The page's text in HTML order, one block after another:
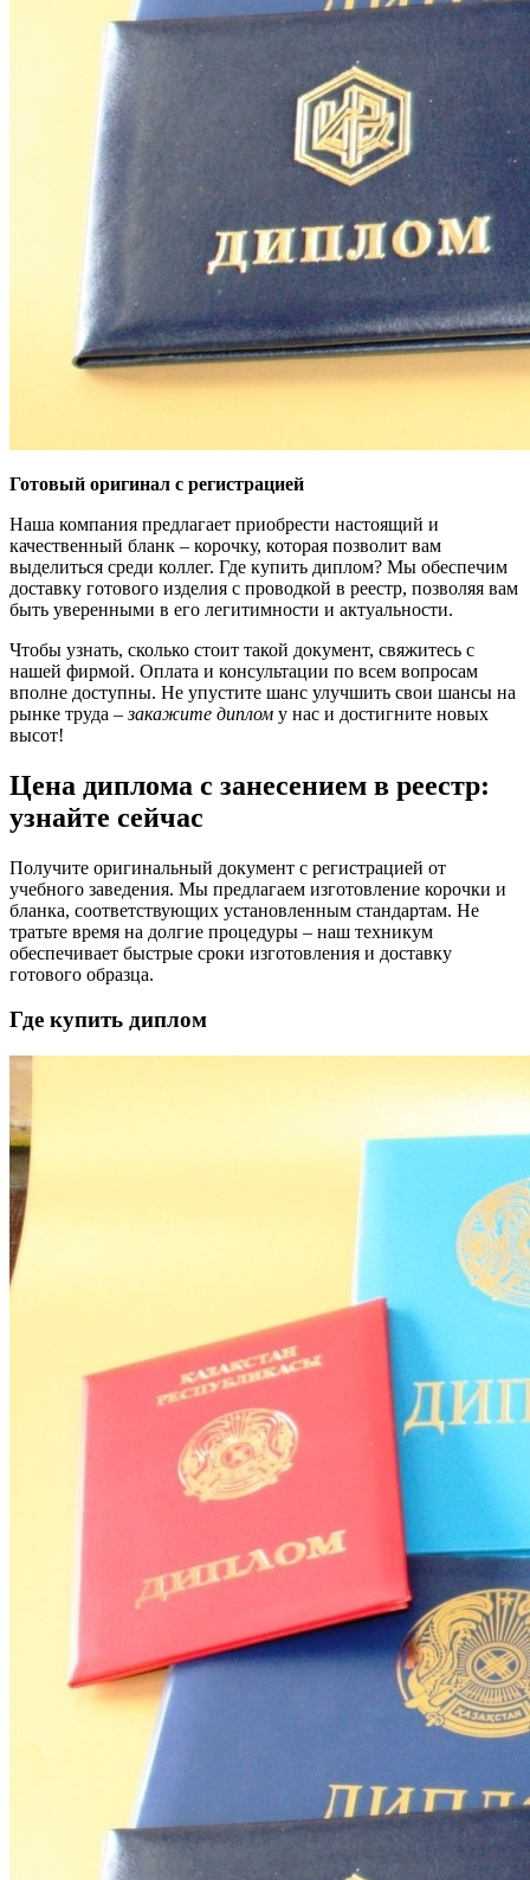
Готовый оригинал с регистрацией
Наша компания предлагает приобрести настоящий и
качественный бланк – корочку, которая позволит вам
выделиться среди коллег. Где купить диплом? Мы обеспечим
доставку готового изделия с проводкой в реестр, позволяя вам
быть уверенными в его легитимности и актуальности.
Чтобы узнать, сколько стоит такой документ, свяжитесь с
нашей фирмой. Оплата и консультации по всем вопросам
вполне доступны. Не упустите шанс улучшить свои шансы на
рынке труда –закажите диплом у нас и достигните новых
высот!
Цена диплома с занесением в реестр:
узнайте сейчас
Получите оригинальный документ с регистрацией от
учебного заведения. Мы предлагаем изготовление корочки и
бланка, соответствующих установленным стандартам. Не
тратьте время на долгие процедуры – наш техникум
обеспечивает быстрые сроки изготовления и доставку
готового образца.
Где купить диплом